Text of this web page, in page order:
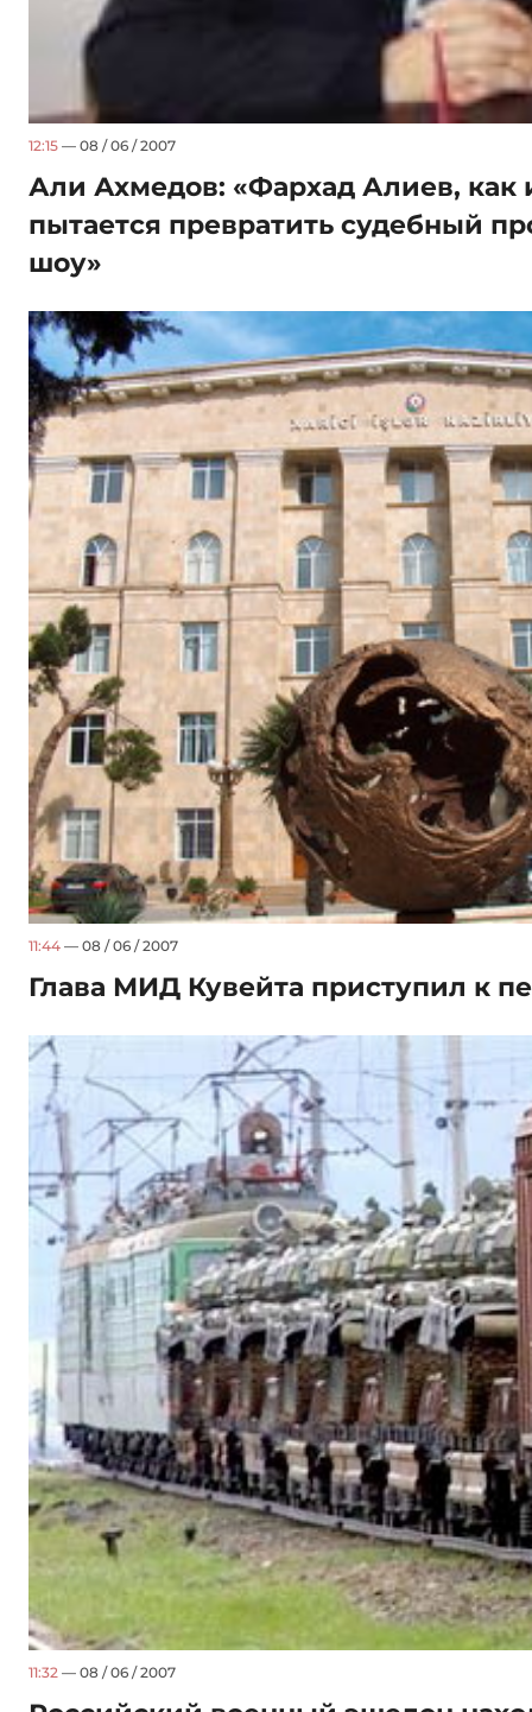
12:15 — 08 / 06 / 2007
Али Ахмедов: «Фархад Алиев, как
пытается превратить судебный
шоу»
11:44 — 08 / 06 / 2007
Глава МИД Кувейта приступил к
11:32 — 08 / 06 / 2007